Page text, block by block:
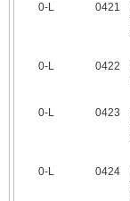
0‑L 0421
0‑L 0422
0‑L 0423
0‑L 0424